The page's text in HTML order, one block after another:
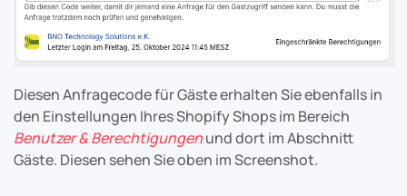
Diesen Anfragecode für Gäste erhalten Sie ebenfalls in
den Einstellungen Ihres Shopify Shops im Bereich
Benutzer & Berechtigungenund dort im Abschnitt
Gäste. Diesen sehen Sie oben im Screenshot.